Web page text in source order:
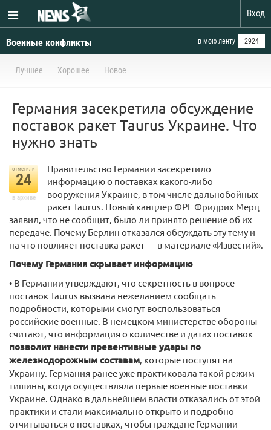
Вход
Военные конфликты в мою ленту 2924
Лучшее Хорошее Новое
Германия засекретила обсуждение
поставок ракет Taurus Украине. Что
нужно знать
отметили
24
в архиве
Правительство Германии засекретило
информацию о поставках какого-либо
вооружения Украине, в том числе дальнобойных
ракет Taurus. Новый канцлер ФРГ Фридрих Мерц
заявил, что не сообщит, было ли принято решение об их
передаче. Почему Берлин отказался обсуждать эту тему и
на что повлияет поставка ракет — в материале «Известий».
Почему Германия скрывает информацию
• В Германии утверждают, что секретность в вопросе
поставок Taurus вызвана нежеланием сообщать
подробности, которыми смогут воспользоваться
российские военные. В немецком министерстве обороны
считают, что информация о количестве и датах поставок
позволит нанести превентивные удары по
железнодорожным составам, которые поступят на
Украину. Германия ранее уже практиковала такой режим
тишины, когда осуществляла первые военные поставки
Украине. Однако в дальнейшем власти отказались от этой
практики и стали максимально открыто и подробно
отчитываться о поставках, чтобы граждане Германии